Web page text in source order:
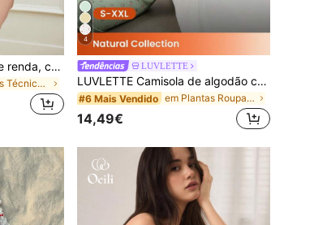
Vestido feminino sexy de renda, cor sólida, alças finas, elástico, macio e confortável.
em Outras Técnicas Roupa de lazer feminina
4
LUVLETTE
LUVLETTE Camisola de algodão com estampado, lingerie nupcial, pijama leve, vestido slip giro, roupa casual e confortável, baby doll romântico para estar em casa
#6 Mais Vendido em Plantas Roupa de lazer feminina
14,49€